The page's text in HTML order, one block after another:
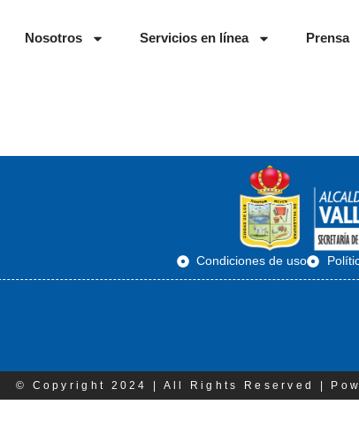
Nosotros Servicios en línea Prensa
Condiciones de uso
© Copyright 2024 | All Rights Reserved |